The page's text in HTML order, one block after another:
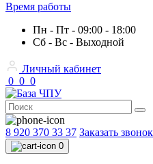
Время работы
Пн - Пт - 09:00 - 18:00
Сб - Вс - Выходной
Личный кабинет
0 0 0
8 920 370 33 37 Заказать звонок
0